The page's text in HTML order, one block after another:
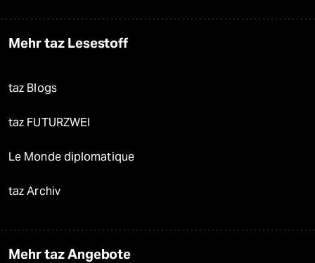
Mehr taz Lesestoff
taz Blogs
taz FUTURZWEI
Le Monde diplomatique
taz Archiv
Mehr taz Angebote